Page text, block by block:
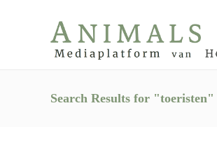
Search Results for "toeristen"